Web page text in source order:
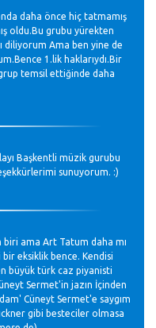
daha önce hiç tatmamış
oldu.Bu grubu yürekten
diliyorum Ama ben yine de
1.lik haklarıydı.Bir
temsil ettiğinde daha
Başkentli müzik gurubu
sunuyorum. :)
ama Art Tatum daha mı
eksiklik bence. Kendisi
büyük türk caz piyanisti
Sermet'in jazın İçinden
Cüneyt Sermet'e saygım
gibi besteciler olmasa